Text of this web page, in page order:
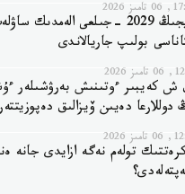
2026
بەيجىڭ 2029 -جىلعى الەمدىك
بولىپ جاريالاندى
2026
دوللارعا دەيىن ۆيزالىق
2026
تولەم نەگە ازايدى جانە